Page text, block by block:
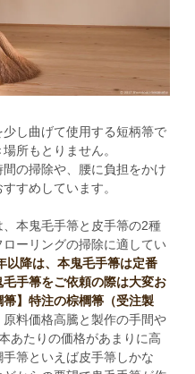
し曲げて使用する短柄箒で
所もとりません。
の掃除や、腰に負担をかけ
すすめしています。
本鬼毛手箒と皮手箒の2種
ーリングの掃除に適してい
降は、本鬼毛手箒は定番
手箒をご依頼の際は大変お
】特注の棕櫚箒（受注製
原料価格高騰と製作の手間や
あたりの価格があまりに高
箒といえば皮手箒しかな